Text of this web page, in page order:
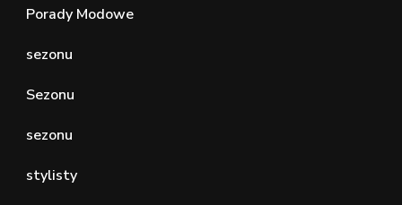
Porady Modowe
sezonu
Sezonu
sezonu
stylisty